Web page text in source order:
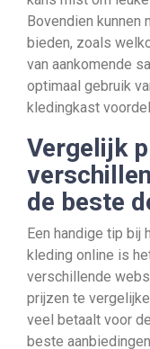
Bovendien kunnen
bieden, zoals
van aankomende
optimaal gebruik
kledingkast
Vergelijk
de beste
Een handige tip bij
kleding online is
verschillende
prijzen te
veel betaalt voor
beste